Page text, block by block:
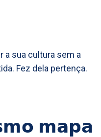
a sua cultura sem a
Fez dela pertença.
𝗺𝗮𝗽𝗮